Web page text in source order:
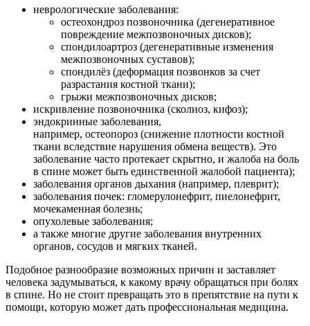
неврологические заболевания:
остеохондроз позвоночника (дегенеративное
повреждение межпозвоночных дисков);
спондилоартроз (дегенеративные изменения
межпозвоночных суставов);
спондилёз (деформация позвонков за счет
разрастания костной ткани);
грыжи межпозвоночных дисков;
искривление позвоночника (сколиоз, кифоз);
эндокринные заболевания,
например, остеопороз (снижение плотности костной
ткани вследствие нарушения обмена веществ). Это
заболевание часто протекает скрытно, и жалоба на боль
в спине может быть единственной жалобой пациента);
заболевания органов дыхания (например, плеврит);
заболевания почек: гломерулонефрит, пиелонефрит,
мочекаменная болезнь;
опухолевые заболевания;
а также многие другие заболевания внутренних
органов, сосудов и мягких тканей.
Подобное разнообразие возможных причин и заставляет
человека задумываться, к какому врачу обращаться при болях
в спине. Но не стоит превращать это в препятствие на пути к
помощи, которую может дать профессиональная медицина.